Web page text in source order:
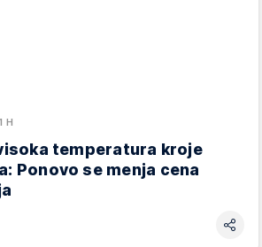
H
temperatura kroje
Ponovo se menja cena